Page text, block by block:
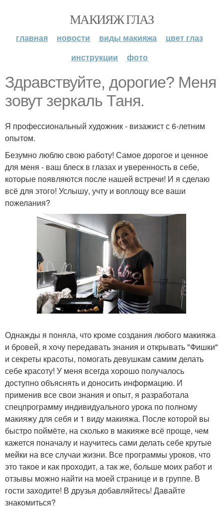
МАКИЯЖ ГЛАЗ
главная новости виды макияжа
цвет глаз
инструкции
фото
Здравствуйте, дорогие? Меня
зовут зеркаль Таня.
Я профессиональный художник - визажист с 6-летним
опытом.
Безумно люблю свою работу! Самое дорогое и ценное
для меня - ваш блеск в глазах и уверенность в себе,
которые появляются после нашей встречи! И я сделаю
всё для этого! Услышу, учту и воплощу все ваши
пожелания?
Однажды я поняла, что кроме создания любого макияжа
и бровей, я хочу передавать знания и открывать "Фишки"
и секреты красоты, помогать девушкам самим делать
себе красоту! У меня всегда хорошо получалось
доступно объяснять и доносить информацию. И
применив все свои знания и опыт, я разработала
спецпрограмму индивидуального урока по полному
макияжу для себя и 1 виду макияжа. После которой вы
быстро поймёте, на сколько в макияже всё проще, чем
кажется поначалу и научитесь сами делать себе крутые
мейки на все случаи жизни. Все программы уроков, что
это такое и как проходит, а так же, больше моих работ и
отзывы можно найти на моей странице и в группе. В
гости заходите! В друзья добавляйтесь! Давайте
знакомиться?